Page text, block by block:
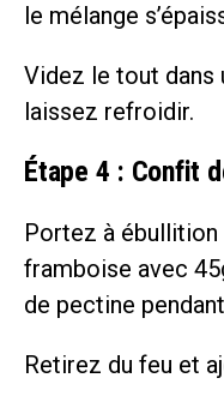
le mélange
Videz le tout dans
laissez refroidir.
Étape 4 : Confit
Portez à ébullition
framboise avec
de pectine
Retirez du feu et